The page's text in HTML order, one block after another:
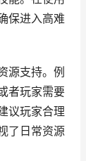
保进入高难
源支持。例
者玩家需要
议玩家合理
了日常资源